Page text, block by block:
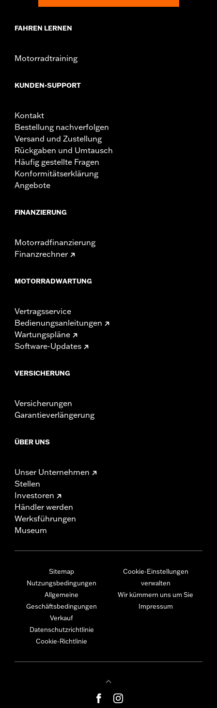
FAHREN LERNEN
Motorradtraining
KUNDEN-SUPPORT
Kontakt
Bestellung nachverfolgen
Versand und Zustellung
Rückgaben und Umtausch
Häufig gestellte Fragen
Konformitätserklärung
Angebote
FINANZIERUNG
Motorradfinanzierung
Finanzrechner
MOTORRADWARTUNG
Vertragsservice
Bedienungsanleitungen
Wartungspläne
Software-Updates
VERSICHERUNG
Versicherungen
Garantieverlängerung
ÜBER UNS
Unser Unternehmen
Stellen
Investoren
Händler werden
Werksführungen
Museum
Sitemap
Nutzungsbedingungen
Allgemeine
Geschäftsbedingungen
Verkauf
Datenschutzrichtlinie
Cookie-Richtlinie
Cookie-Einstellungen
verwalten
Wir kümmern uns um Sie
Impressum